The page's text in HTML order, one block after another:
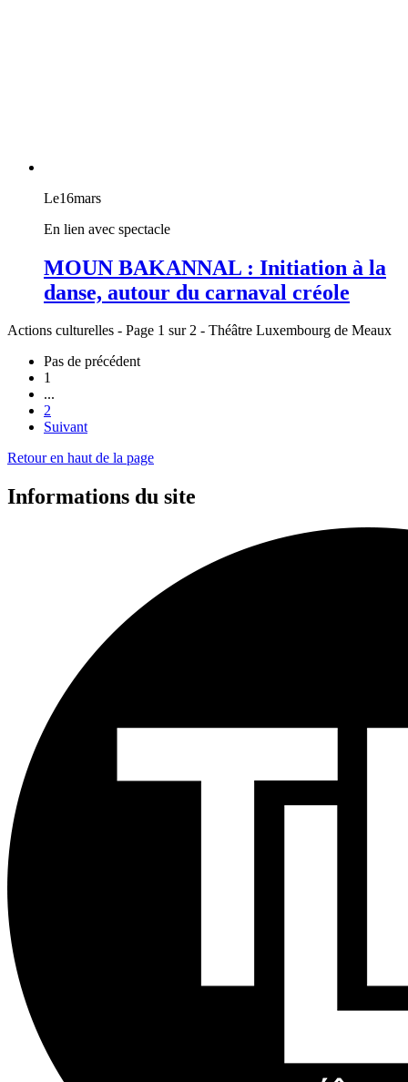
Le16mars
En lien avec spectacle
MOUN BAKANNAL : Initiation à la
danse, autour du carnaval créole
Actions culturelles - Page 1 sur 2 - Théâtre Luxembourg de Meaux
Pas de précédent
1
...
2
Suivant
Retour en haut de la page
Informations du site